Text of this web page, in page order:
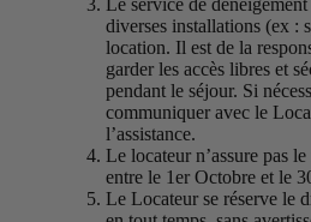
Le service de
diverses installations (ex :
location. Il est de la
garder les accès libres et
pendant le séjour. Si
communiquer avec le
l’assistance.
Le locateur n’assure pas
entre le 1er Octobre et le
Le Locateur se réserve le